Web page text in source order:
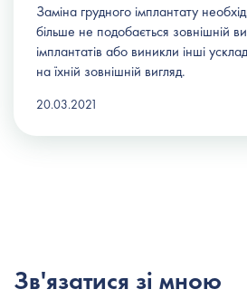
Заміна грудного імплантату
більше не подобається зовнішній
імплантатів або виникли інші
на їхній зовнішній вигляд.
20.03.2021
Зв'язатися зі мною